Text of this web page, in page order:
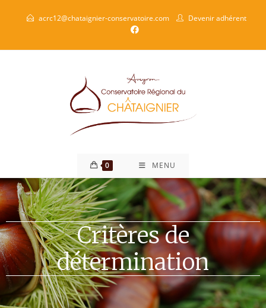
acrc12@chataignier-conservatoire.com Devenir adhérent
0 MENU
Critères de
détermination